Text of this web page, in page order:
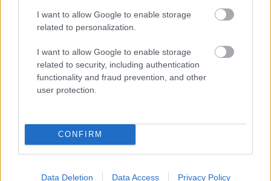
I want to allow Google to enable storage
related to personalization.
I want to allow Google to enable storage
related to security, including authentication
functionality and fraud prevention, and other
user protection.
CONFIRM
Data Deletion Data Access Privacy Policy
szinhaz szerk. • 2018. december 28.
szereplői egy frivolnak hangzó, ám ízléses ötlettel
támogatják az Onkológiai Központot.